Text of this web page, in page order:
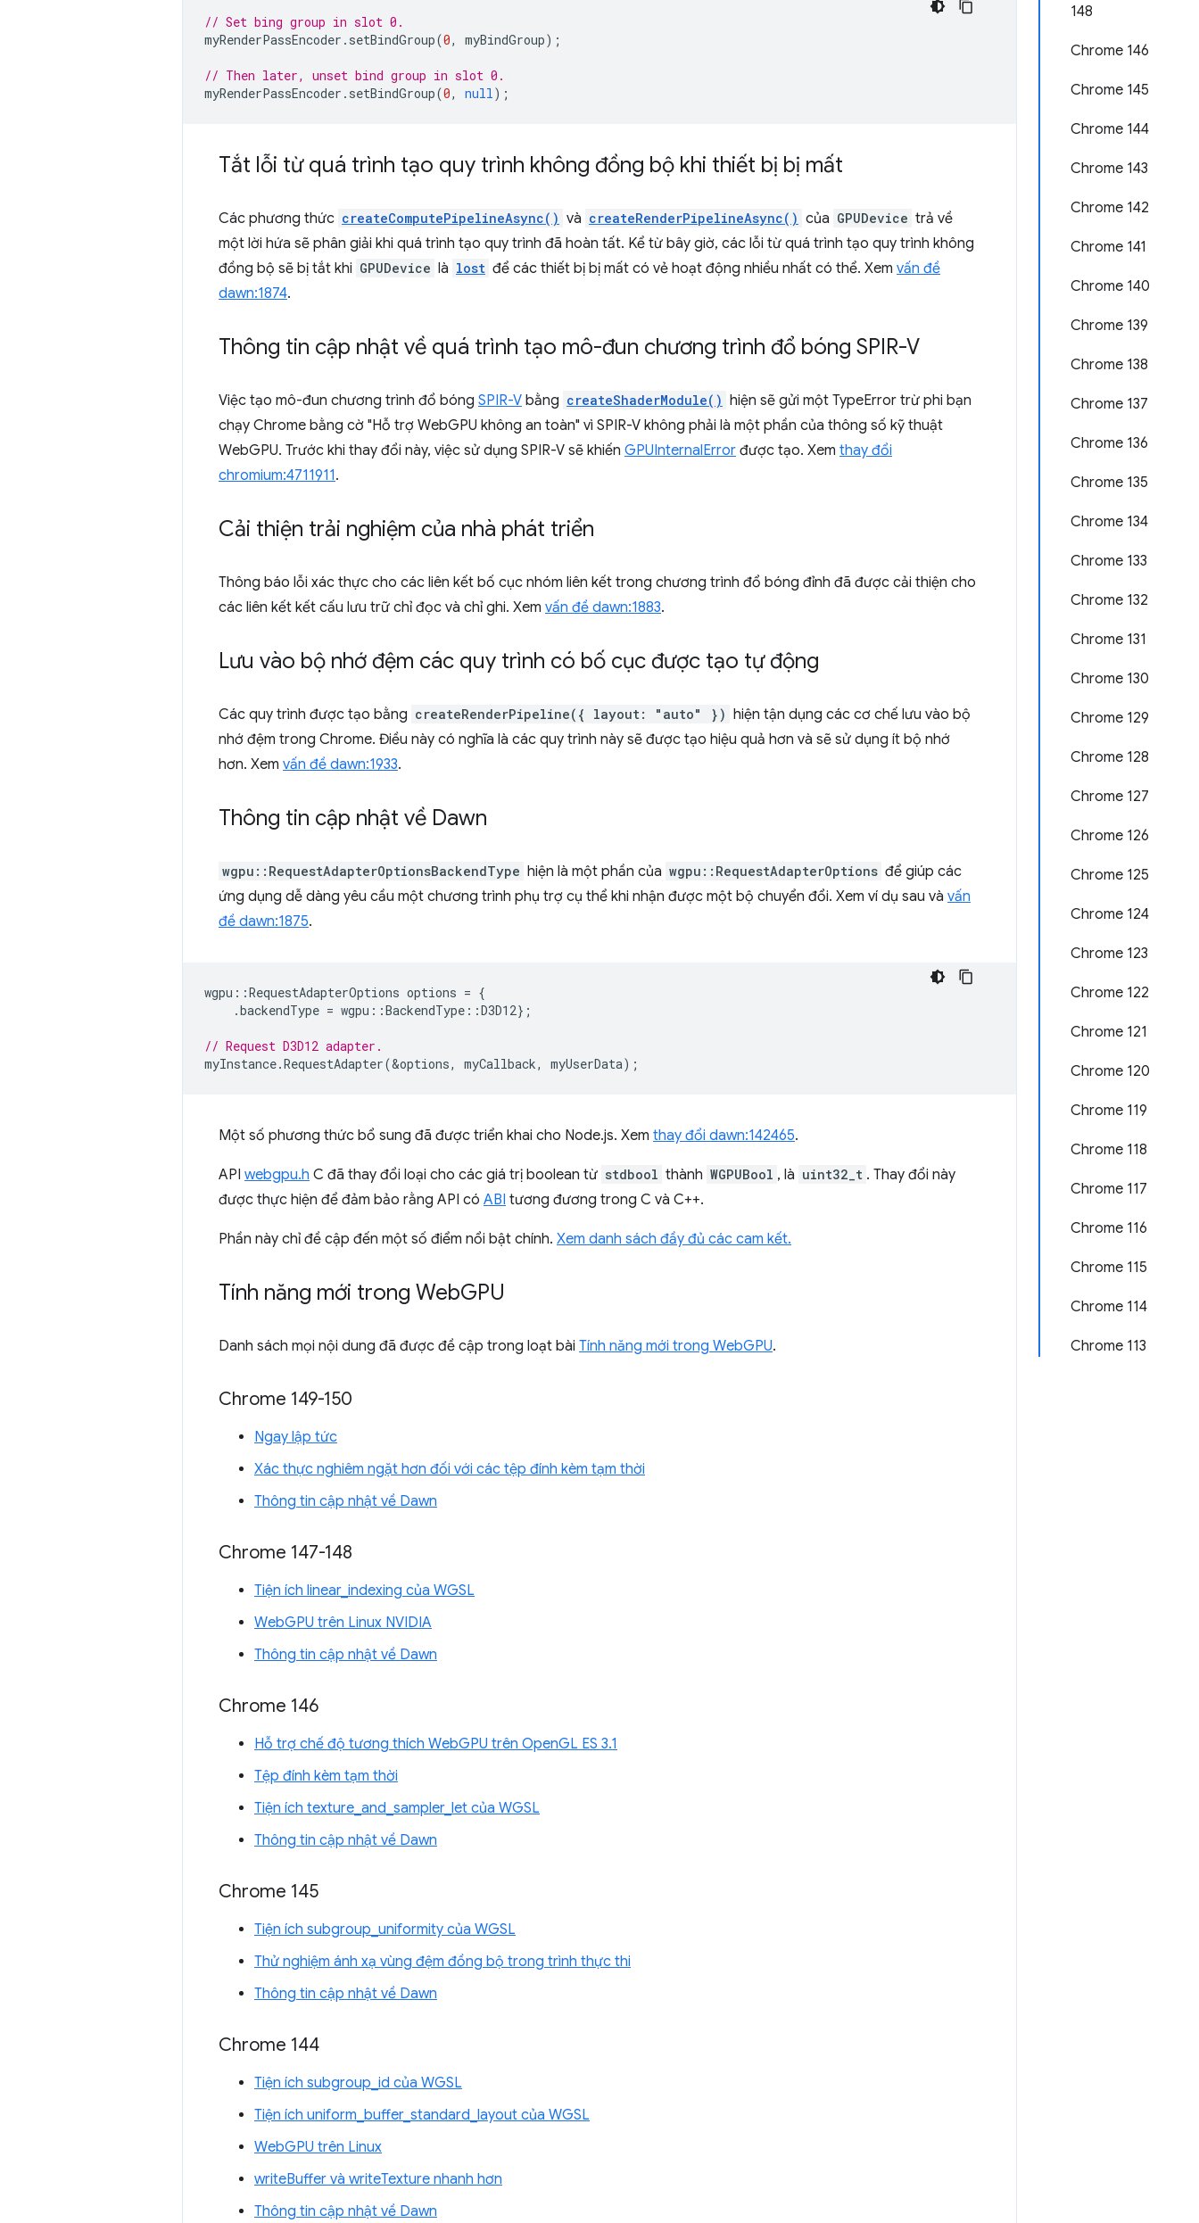
148
Chrome 146
Chrome 145
Chrome 144
Chrome 143
Chrome 142
Chrome 141
Chrome 140
Chrome 139
Chrome 138
Chrome 137
Chrome 136
Chrome 135
Chrome 134
Chrome 133
Chrome 132
Chrome 131
Chrome 130
Chrome 129
Chrome 128
Chrome 127
Chrome 126
Chrome 125
Chrome 124
Chrome 123
Chrome 122
Chrome 121
Chrome 120
Chrome 119
Chrome 118
Chrome 117
Chrome 116
Chrome 115
Chrome 114
Chrome 113
// Set bing group in slot 0.
myRenderPassEncoder . setBindGroup(0, myBindGroup);
// Then later, unset bind group in slot 0.
myRenderPassEncoder . setBindGroup(0, null);
Tắt lỗi từ quá trình tạo quy trình không đồng bộ khi thiết bị bị mất
Các phương thức createComputePipelineAsync() và createRenderPipelineAsync() của GPUDevice trả về
một lời hứa sẽ phân giải khi quá trình tạo quy trình đã hoàn tất. Kể từ bây giờ, các lỗi từ quá trình tạo quy trình không
đồng bộ sẽ bị tắt khi GPUDevice là lost để các thiết bị bị mất có vẻ hoạt động nhiều nhất có thể. Xem vấn đề
dawn:1874.
Thông tin cập nhật về quá trình tạo mô-đun chương trình đổ bóng SPIR-V
Việc tạo mô-đun chương trình đổ bóng SPIR-V bằng createShaderModule() hiện sẽ gửi một TypeError trừ phi bạn
chạy Chrome bằng cờ "Hỗ trợ WebGPU không an toàn" vì SPIR-V không phải là một phần của thông số kỹ thuật
WebGPU. Trước khi thay đổi này, việc sử dụng SPIR-V sẽ khiến GPUInternalError được tạo. Xem thay đổi
chromium:4711911.
Cải thiện trải nghiệm của nhà phát triển
Thông báo lỗi xác thực cho các liên kết bố cục nhóm liên kết trong chương trình đổ bóng đỉnh đã được cải thiện cho
các liên kết kết cấu lưu trữ chỉ đọc và chỉ ghi. Xem vấn đề dawn:1883.
Lưu vào bộ nhớ đệm các quy trình có bố cục được tạo tự động
Các quy trình được tạo bằng createRenderPipeline({ layout: "auto" }) hiện tận dụng các cơ chế lưu vào bộ
nhớ đệm trong Chrome. Điều này có nghĩa là các quy trình này sẽ được tạo hiệu quả hơn và sẽ sử dụng ít bộ nhớ
hơn. Xem vấn đề dawn:1933.
Thông tin cập nhật về Dawn
wgpu::RequestAdapterOptionsBackendType hiện là một phần của wgpu::RequestAdapterOptions để giúp các
ứng dụng dễ dàng yêu cầu một chương trình phụ trợ cụ thể khi nhận được một bộ chuyển đổi. Xem ví dụ sau và vấn
đề dawn:1875.
wgpu ::RequestAdapterOptions options = {
.backendType = wgpu ::BackendType ::D3D12};
// Request D3D12 adapter.
myInstance.RequestAdapter(&options, myCallback, myUserData);
Một số phương thức bổ sung đã được triển khai cho Node.js. Xem thay đổi dawn:142465.
API webgpu.h C đã thay đổi loại cho các giá trị boolean từ stdbool thành WGPUBool , là uint32_t . Thay đổi này
được thực hiện để đảm bảo rằng API có ABI tương đương trong C và C++.
Phần này chỉ đề cập đến một số điểm nổi bật chính. Xem danh sách đầy đủ các cam kết.
Tính năng mới trong WebGPU
Danh sách mọi nội dung đã được đề cập trong loạt bài Tính năng mới trong WebGPU.
Chrome 149-150
Ngay lập tức
Xác thực nghiêm ngặt hơn đối với các tệp đính kèm tạm thời
Thông tin cập nhật về Dawn
Chrome 147-148
Tiện ích linear_indexing của WGSL
WebGPU trên Linux NVIDIA
Thông tin cập nhật về Dawn
Chrome 146
Hỗ trợ chế độ tương thích WebGPU trên OpenGL ES 3.1
Tệp đính kèm tạm thời
Tiện ích texture_and_sampler_let của WGSL
Thông tin cập nhật về Dawn
Chrome 145
Tiện ích subgroup_uniformity của WGSL
Thử nghiệm ánh xạ vùng đệm đồng bộ trong trình thực thi
Thông tin cập nhật về Dawn
Chrome 144
Tiện ích subgroup_id của WGSL
Tiện ích uniform_buffer_standard_layout của WGSL
WebGPU trên Linux
writeBuffer và writeTexture nhanh hơn
Thông tin cập nhật về Dawn